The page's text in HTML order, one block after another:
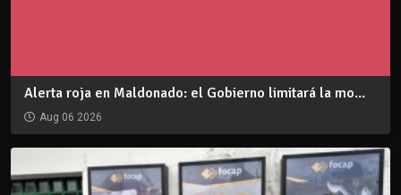
Alerta roja en Maldonado: el Gobierno limitará la mo...
Aug 06 2026